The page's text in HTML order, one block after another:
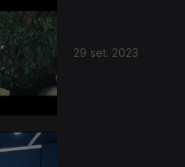
29 set. 2023